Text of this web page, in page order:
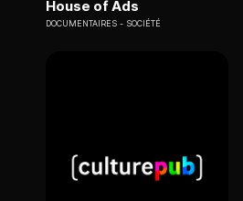
House of Ads
DOCUMENTAIRES SOCIÉTÉ